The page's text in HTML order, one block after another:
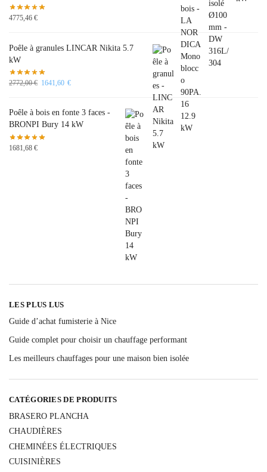
4775,46 €
Poêle à granules LINCAR Nikita 5.7
kW
2772,00€ 1641,60 €
Poêle à bois en fonte 3 faces -
BRONPI Bury 14 kW
1681,68 €
LES PLUS LUS
Guide d’achat fumisterie à Nice
Guide complet pour choisir un chauffage performant
Les meilleurs chauffages pour une maison bien isolée
CATÉGORIES DE PRODUITS
BRASERO PLANCHA
CHAUDIÈRES
CHEMINÉES ÉLECTRIQUES
CUISINIÈRES